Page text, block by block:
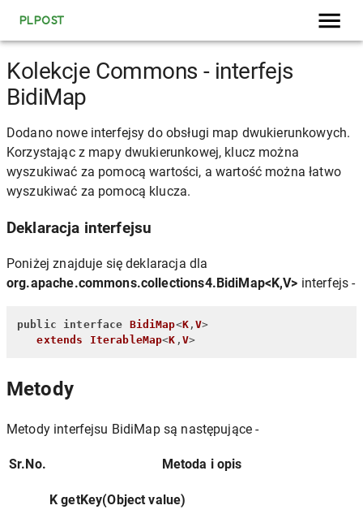
PLPOST
Kolekcje Commons - interfejs
BidiMap
Dodano nowe interfejsy do obsługi map dwukierunkowych.
Korzystając z mapy dwukierunkowej, klucz można
wyszukiwać za pomocą wartości, a wartość można łatwo
wyszukiwać za pomocą klucza.
Deklaracja interfejsu
Poniżej znajduje się deklaracja dla
org.apache.commons.collections4.BidiMap<K,V> interfejs -
public interface BidiMap<K,V>
extends
IterableMap<K , V>
Metody
Metody interfejsu BidiMap są następujące -
Sr.No. Metoda i opis
K getKey(Object value)